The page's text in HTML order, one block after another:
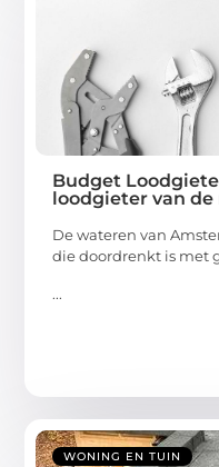
Budget
loodgieter van
De wateren van
die doordrenkt is met
...
WONING EN TUIN